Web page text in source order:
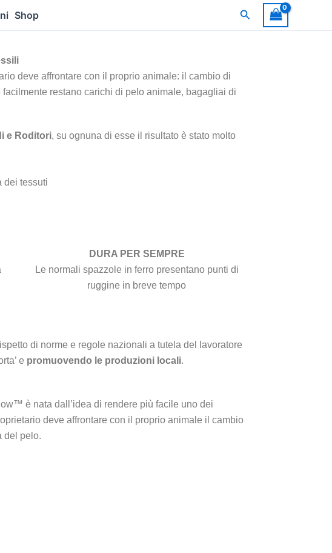
Shop Cerca
deve affrontare con il proprio animale: il cambio di
restano carichi di pelo animale, bagagliai di
e Roditori, su ognuna di esse il risultato è stato molto
dei tessuti
DURA PER SEMPRE
Le normali spazzole in ferro presentano punti di
ruggine in breve tempo
di norme e regole nazionali a tutela del lavoratore
e promuovendo le produzioni locali.
è nata dall’idea di rendere più facile uno dei
deve affrontare con il proprio animale il cambio
del pelo.